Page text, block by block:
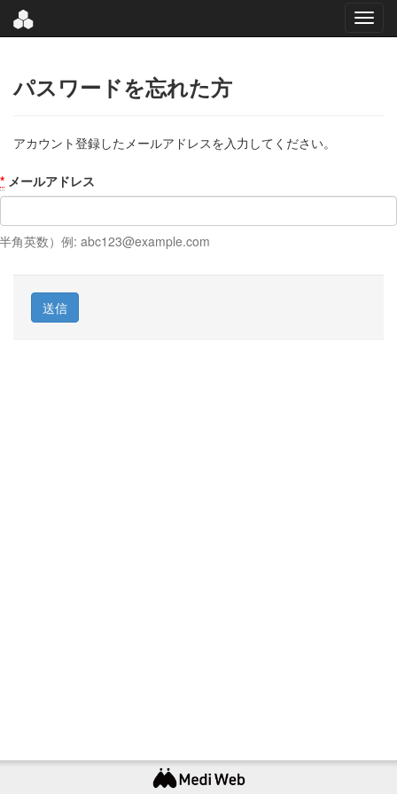
パスワードを忘れた方
アカウント登録したメールアドレスを入力してください。
* メールアドレス
角英数）例: abc123@example.com